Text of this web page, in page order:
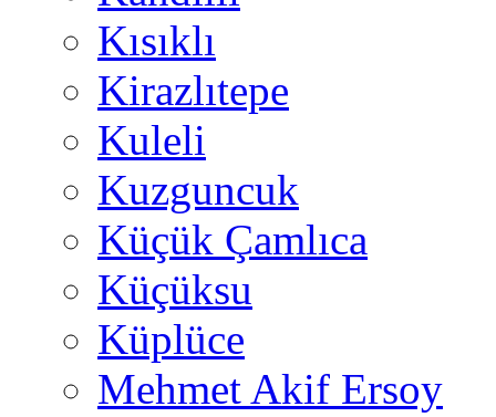
Kısıklı
Kirazlıtepe
Kuleli
Kuzguncuk
Küçük Çamlıca
Küçüksu
Küplüce
Mehmet Akif Ersoy